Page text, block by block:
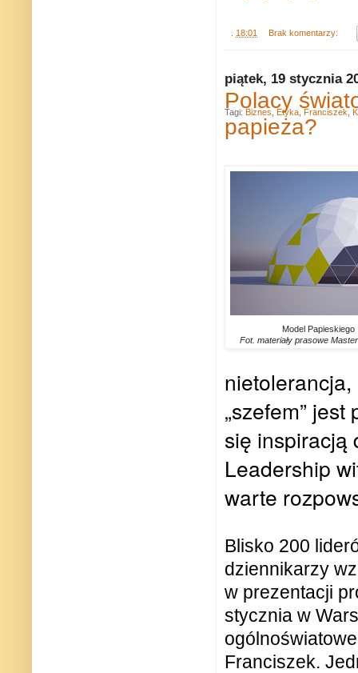
18:01 Brak komentarzy:
piątek, 19 stycznia
Polacy
papieża?
Model
Fot. materiały prasowe
nietolerancja,
„szefem”
się inspiracją
Leadership
warte
Blisko 200
dziennikarzy
w prezentacji
stycznia w
Franciszek.
Tagi: Biznes Etyka Franciszek